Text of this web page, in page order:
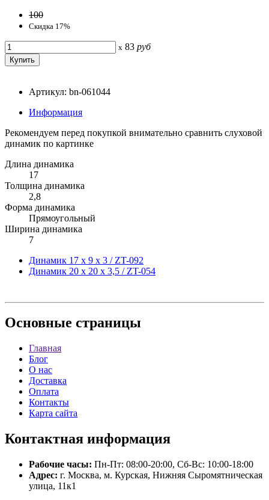
100
Скидка 17%
x 83 руб
Артикул: bn-061044
Информация
Рекомендуем перед покупкой внимательно сравнить слуховой
динамик по картинке
Длина динамика
17
Толщина динамика
2,8
Форма динамика
Прямоугольный
Ширина динамика
7
Динамик 17 x 9 x 3 / ZT-092
Динамик 20 x 20 x 3,5 / ZT-054
Основные страницы
Главная
Блог
О нас
Доставка
Оплата
Контакты
Карта сайта
Контактная информация
Рабочие часы: Пн-Пт: 08:00-20:00, Сб-Вс: 10:00-18:00
Адрес: г. Москва, м. Курская, Нижняя Сыромятническая
улица, 11к1